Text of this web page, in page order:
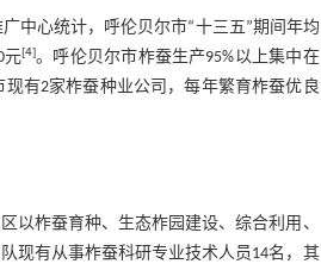
中心统计，呼伦贝尔市“十三五”期间年均
元[4]。呼伦贝尔市柞蚕生产95%以上集中在
有2家柞蚕种业公司，每年繁育柞蚕优良
以柞蚕育种、生态柞园建设、综合利用、
现有从事柞蚕科研专业技术人员14名，其